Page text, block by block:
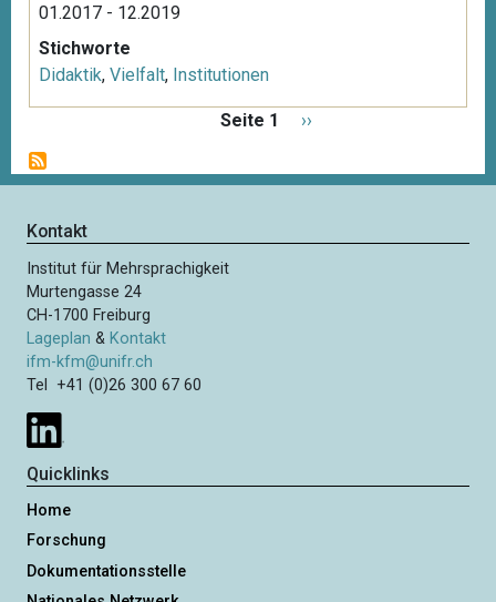
01.2017 - 12.2019
Stichworte
Didaktik, Vielfalt, Institutionen
i
t
n
n
u
m
m
e
r
i
u
n
g
Seite 1
N
c
››
Kontakt
Institut für Mehrsprachigkeit
Murtengasse 24
CH-1700 Freiburg
Lageplan & Kontakt
ifm-kfm@unifr.ch
Tel +41 (0)26 300 67 60
Quicklinks
Home
Forschung
Dokumentationsstelle